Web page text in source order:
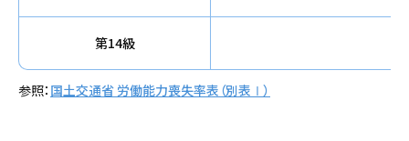
第14級
参照： 国土交通省 労働能力喪失率表（別表Ⅰ）